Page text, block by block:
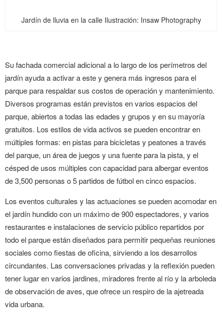
Jardín de lluvia en la calle Ilustración: Insaw Photography
Su fachada comercial adicional a lo largo de los perímetros del
jardín ayuda a activar a este y genera más ingresos para el
parque para respaldar sus costos de operación y mantenimiento.
Diversos programas están previstos en varios espacios del
parque, abiertos a todas las edades y grupos y en su mayoría
gratuitos. Los estilos de vida activos se pueden encontrar en
múltiples formas: en pistas para bicicletas y peatones a través
del parque, un área de juegos y una fuente para la pista, y el
césped de usos múltiples con capacidad para albergar eventos
de 3,500 personas o 5 partidos de fútbol en cinco espacios.
Los eventos culturales y las actuaciones se pueden acomodar en
el jardín hundido con un máximo de 900 espectadores, y varios
restaurantes e instalaciones de servicio público repartidos por
todo el parque están diseñados para permitir pequeñas reuniones
sociales como fiestas de oficina, sirviendo a los desarrollos
circundantes. Las conversaciones privadas y la reflexión pueden
tener lugar en varios jardines, miradores frente al río y la arboleda
de observación de aves, que ofrece un respiro de la ajetreada
vida urbana.